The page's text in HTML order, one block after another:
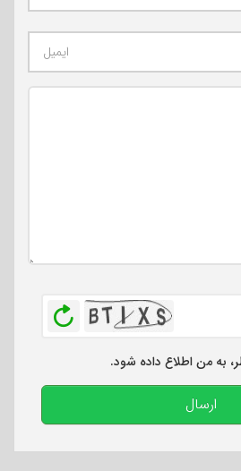
به من اطلاع داده شود.
ارسال